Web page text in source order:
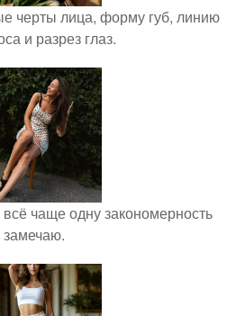
черты лица, форму губ, линию
и разрез глаз.
чаще одну закономерность
замечаю.